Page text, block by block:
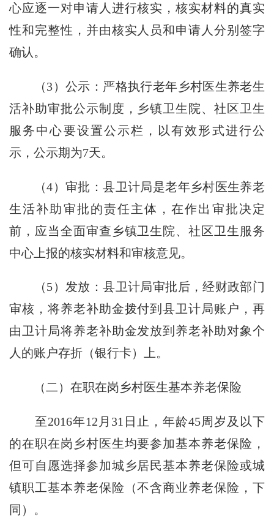
心应逐一对申请人进行核实，核实材料的真实
性和完整性，并由核实人员和申请人分别签字
确认。
（3）公示：严格执行老年乡村医生养老生
活补助审批公示制度，乡镇卫生院、社区卫生
服务中心要设置公示栏，以有效形式进行公
示，公示期为7天。
（4）审批：县卫计局是老年乡村医生养老
生活补助审批的责任主体，在作出审批决定
前，应当全面审查乡镇卫生院、社区卫生服务
中心上报的核实材料和审核意见。
（5）发放：县卫计局审批后，经财政部门
审核，将养老补助金拨付到县卫计局账户，再
由卫计局将养老补助金发放到养老补助对象个
人的账户存折（银行卡）上。
（二）在职在岗乡村医生基本养老保险
至2016年12月31日止，年龄45周岁及以下
的在职在岗乡村医生均要参加基本养老保险，
但可自愿选择参加城乡居民基本养老保险或城
镇职工基本养老保险（不含商业养老保险，下
同）。